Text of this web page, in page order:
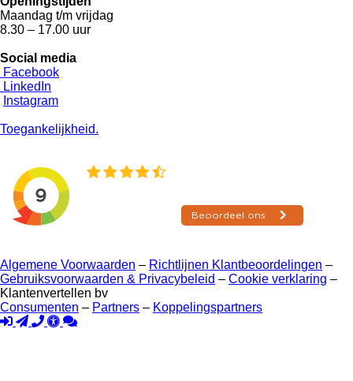
Maandag t/m vrijdag
8.30 – 17.00 uur
Social media
Facebook
LinkedIn
Instagram
Toegankelijkheid.
Algemene Voorwaarden – Richtlijnen Klantbeoordelingen –
Gebruiksvoorwaarden & Privacybeleid – Cookie verklaring –
Klantenvertellen bv
Consumenten – Partners – Koppelingspartners